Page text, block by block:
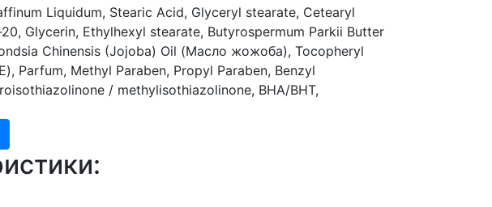
Liquidum, Stearic Acid, Glyceryl stearate, Cetearyl
Glycerin, Ethylhexyl stearate, Butyrospermum Parkii Butter
Chinensis (Jojoba) Oil (Масло жожоба), Tocopheryl
Parfum, Methyl Paraben, Propyl Paraben, Benzyl
/ methylisothiazolinone, BHA/BHT,